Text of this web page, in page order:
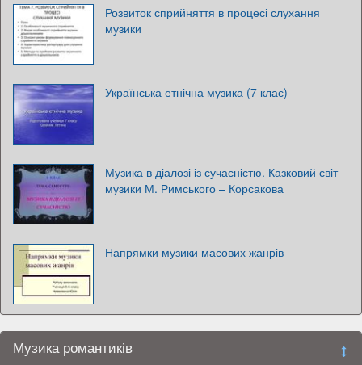
Розвиток сприйняття в процесі слухання
музики
Українська етнічна музика (7 клас)
Музика в діалозі із сучасністю. Казковий світ
музики М. Римського – Корсакова
Напрямки музики масових жанрів
Музика романтиків